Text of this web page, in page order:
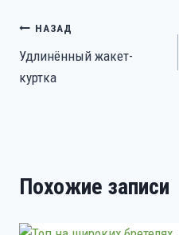
Навигация
по
НАЗАД
Удлинённый жакет-
куртка
Похожие записи